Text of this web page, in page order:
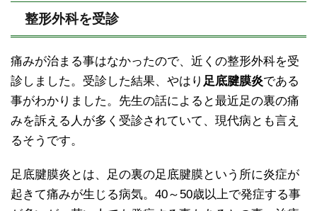
整形外科を受診
痛みが治まる事はなかったので、近くの整形外科を受
診しました。受診した結果、やはり 足底腱膜炎である
事がわかりました。先生の話によると最近足の裏の痛
みを訴える人が多く受診されていて、現代病とも言え
るそうです。
足底腱膜炎とは、足の裏の足底腱膜という所に炎症が
起きて痛みが生じる病気。40～50歳以上で発症する事